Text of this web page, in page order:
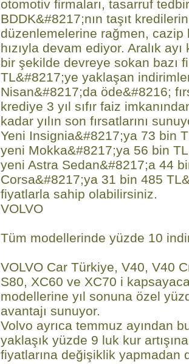
otomotiv firmaları, tasarruf
BDDK&#8217;nın taşıt
düzenlemelerine rağmen, cazip
hızıyla devam ediyor. Aralık ayı
bir şekilde devreye sokan bazı
TL&#8217;ye yaklaşan
Nisan&#8217;da öde&#8216;
krediye 3 yıl sıfır faiz
kadar yılın son fırsatlarını
Yeni Insignia&#8217;ya 73 bin
yeni Mokka&#8217;ya 56 bin
yeni Astra Sedan&#8217;a 44
Corsa&#8217;ya 31 bin 485
fiyatlarla sahip olabilirsiniz.
VOLVO
Tüm modellerinde yüzde 10
VOLVO Car Türkiye, V40, V40
S80, XC60 ve XC70 i
modellerine yıl sonuna özel
avantajı sunuyor.
Volvo ayrıca temmuz ayından
yaklaşık yüzde 9 luk kur
fiyatlarına değişiklik yapmadan